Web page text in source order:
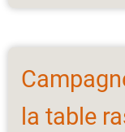
la table